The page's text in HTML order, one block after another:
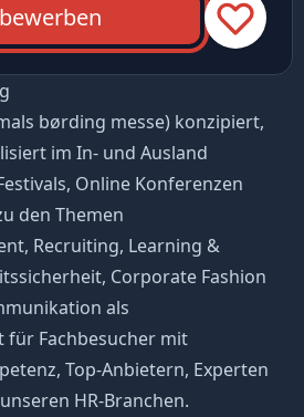
børding messe) konzipiert,
im In- und Ausland
Online Konferenzen
den Themen
Recruiting, Learning &
Corporate Fashion
als
Fachbesucher mit
Top-Anbietern, Experten
HR-Branchen.